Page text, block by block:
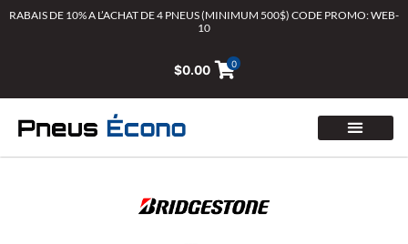
AllerRABAIS DE 10% A L’ACHAT DE 4 PNEUS (MINIMUM 500$) CODE PROMO: WEB-
10
$0.00 0